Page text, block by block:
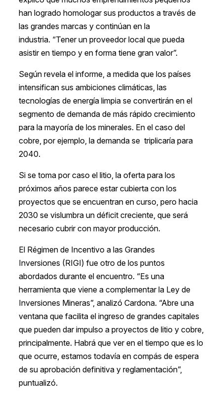
han logrado homologar sus productos a través de
las grandes marcas y continúan en la
industria. “Tener un proveedor local que pueda
asistir en tiempo y en forma tiene gran valor”.
Según revela el informe, a medida que los países
intensifican sus ambiciones climáticas, las
tecnologías de energía limpia se convertirán en el
segmento de demanda de más rápido crecimiento
para la mayoría de los minerales. En el caso del
cobre, por ejemplo, la demanda se triplicaría para
2040.
Si se toma por caso el litio, la oferta para los
próximos años parece estar cubierta con los
proyectos que se encuentran en curso, pero hacia
2030 se vislumbra un déficit creciente, que será
necesario cubrir con mayor producción.
El Régimen de Incentivo a las Grandes
Inversiones (RIGI) fue otro de los puntos
abordados durante el encuentro. “Es una
herramienta que viene a complementar la Ley de
Inversiones Mineras”, analizó Cardona. “Abre una
ventana que facilita el ingreso de grandes capitales
que pueden dar impulso a proyectos de litio y cobre,
principalmente. Habrá que ver en el tiempo que es lo
que ocurre, estamos todavía en compás de espera
de su aprobación definitiva y reglamentación”,
puntualizó.